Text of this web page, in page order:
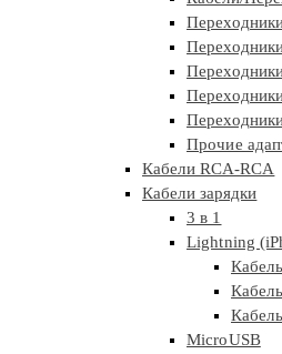
Прочие
Кабели RCA-RCA
Кабели зарядки
3 в 1
Lightning
MicroUSB